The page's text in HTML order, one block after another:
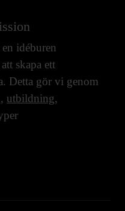
idéburen
skapa ett
Detta gör vi genom
, utbildning,